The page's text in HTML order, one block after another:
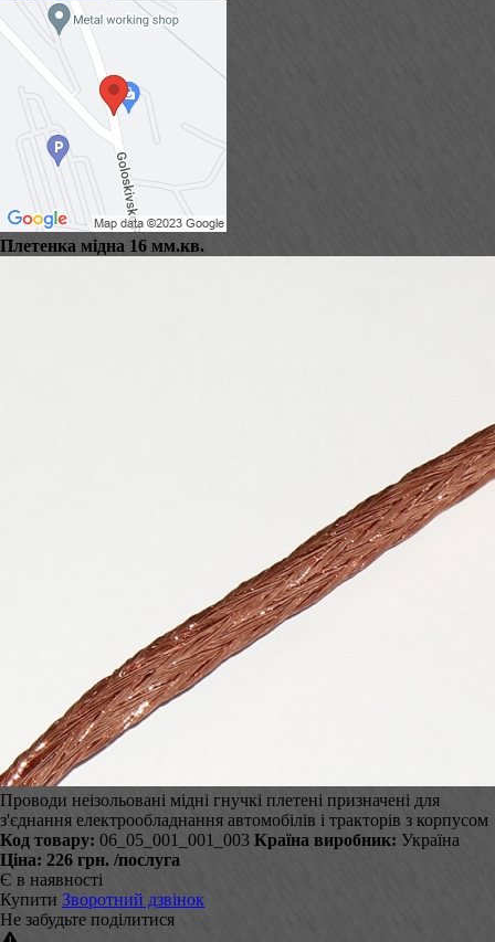
Плетенка мідна 16 мм.кв.
Проводи неізольовані мідні гнучкі плетені призначені для
з'єднання електрообладнання автомобілів і тракторів з корпусом
Код товару: 06_05_001_001_003 Країна виробник: Україна
Ціна: 226 грн. /послуга
Є в наявності
Купити Зворотний дзвінок
Не забудьте поділитися